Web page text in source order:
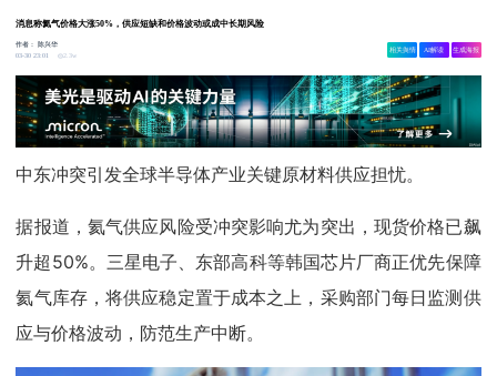
消息称氦气价格大涨50%，供应短缺和价格波动或成中长期风险
作者：
陈兴华
03-30 23:01
2.3w
相关舆情 AI解读 生成海报
中东冲突引发全球半导体产业关键原材料供应担忧。
据报道，氦气供应风险受冲突影响尤为突出，现货价格已飙
升超50%。三星电子、 东部高科等韩国芯片厂商正优先保障
氦气库存，将供应稳定置于成本之上，采购部门每日监测供
应与价格波动，防范生产中断。